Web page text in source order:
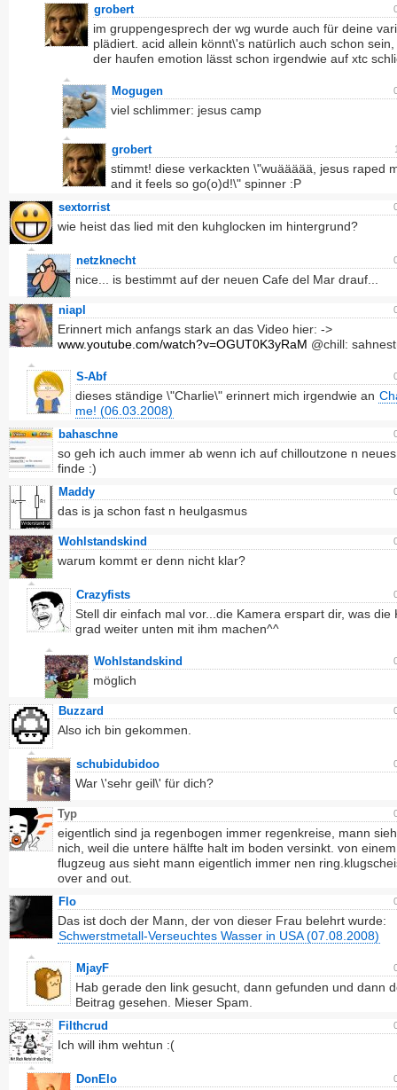
grobert
im gruppengesprech der wg wurde auch für deine
plädiert. acid allein könnt\'s natürlich auch schon
der haufen emotion lässt schon irgendwie auf xtc
Mogugen
viel schlimmer: jesus camp
grobert
stimmt! diese verkackten \"wuäääää, jesus raped
and it feels so go(o)d!\" spinner :P
sextorrist
wie heist das lied mit den kuhglocken im hintergrund?
netzknecht
nice... is bestimmt auf der neuen Cafe del Mar drauf...
niapl
Erinnert mich anfangs stark an das Video hier: ->
www.youtube.com/watch?v=OGUT0K3yRaM @chill:
S-Abf
dieses ständige \"Charlie\" erinnert mich irgendwie an
me! (06.03.2008)
bahaschne
so geh ich auch immer ab wenn ich auf chilloutzone n
finde :)
Maddy
das is ja schon fast n heulgasmus
Wohlstandskind
warum kommt er denn nicht klar?
Crazyfists
Stell dir einfach mal vor...die Kamera erspart dir, was die
grad weiter unten mit ihm machen^^
Wohlstandskind
möglich
Buzzard
Also ich bin gekommen.
schubidubidoo
War \'sehr geil\' für dich?
Typ
eigentlich sind ja regenbogen immer regenkreise, mann
nich, weil die untere hälfte halt im boden versinkt. von einem
flugzeug aus sieht mann eigentlich immer nen
over and out.
Flo
Das ist doch der Mann, der von dieser Frau belehrt wurde:
Schwerstmetall-Verseuchtes Wasser in USA (07.08.2008)
MjayF
Hab gerade den link gesucht, dann gefunden und dann
Beitrag gesehen. Mieser Spam.
Filthcrud
Ich will ihm wehtun :(
DonElo